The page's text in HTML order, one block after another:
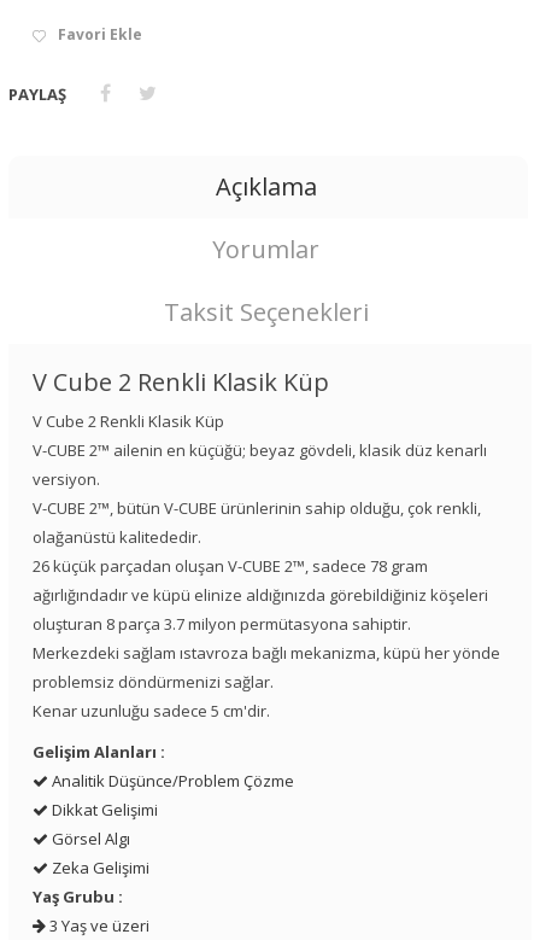
Favori Ekle
PAYLAŞ
Açıklama
Yorumlar
Taksit Seçenekleri
V Cube 2 Renkli Klasik Küp
V Cube 2 Renkli Klasik Küp
V-CUBE 2™ ailenin en küçüğü; beyaz gövdeli, klasik düz kenarlı
versiyon.
V-CUBE 2™, bütün V-CUBE ürünlerinin sahip olduğu, çok renkli,
olağanüstü kalitededir.
26 küçük parçadan oluşan V-CUBE 2™, sadece 78 gram
ağırlığındadır ve küpü elinize aldığınızda görebildiğiniz köşeleri
oluşturan 8 parça 3.7 milyon permütasyona sahiptir.
Merkezdeki sağlam ıstavroza bağlı mekanizma, küpü her yönde
problemsiz döndürmenizi sağlar.
Kenar uzunluğu sadece 5 cm'dir.
Gelişim Alanları :
Analitik Düşünce/Problem Çözme
Dikkat Gelişimi
Görsel Algı
Zeka Gelişimi
Yaş Grubu :
3 Yaş ve üzeri